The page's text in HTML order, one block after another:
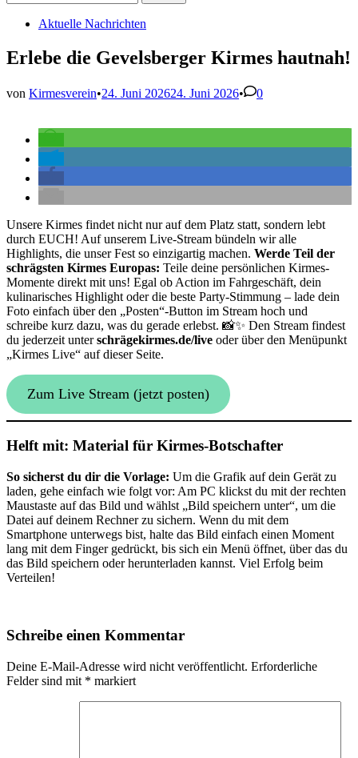
nach:
Veröffentlicht
Aktuelle Nachrichten
Erlebe die Gevelsberger Kirmes hautnah!
von Kirmesverein•24. Juni 202624. Juni 2026• 0
Unsere Kirmes findet nicht nur auf dem Platz statt, sondern lebt
durch EUCH! Auf unserem Live-Stream bündeln wir alle
Highlights, die unser Fest so einzigartig machen. Werde Teil der
schrägsten Kirmes Europas: Teile deine persönlichen Kirmes-
Momente direkt mit uns! Egal ob Action im Fahrgeschäft, dein
kulinarisches Highlight oder die beste Party-Stimmung – lade dein
Foto einfach über den „Posten“-Button im Stream hoch und
schreibe kurz dazu, was du gerade erlebst. 📸✨ Den Stream findest
du jederzeit unterschrägekirmes.de/live oder über den Menüpunkt
„Kirmes Live“ auf dieser Seite.
Zum Live Stream (jetzt posten)
Helft mit: Material für Kirmes-Botschafter
So sicherst du dir die Vorlage: Um die Grafik auf dein Gerät zu
laden, gehe einfach wie folgt vor: Am PC klickst du mit der rechten
Maustaste auf das Bild und wählst „Bild speichern unter“, um die
Datei auf deinem Rechner zu sichern. Wenn du mit dem
Smartphone unterwegs bist, halte das Bild einfach einen Moment
lang mit dem Finger gedrückt, bis sich ein Menü öffnet, über das du
das Bild speichern oder herunterladen kannst. Viel Erfolg beim
Verteilen!
Schreibe einen Kommentar
Deine E-Mail-Adresse wird nicht veröffentlicht. Erforderliche
Felder sind mit * markiert